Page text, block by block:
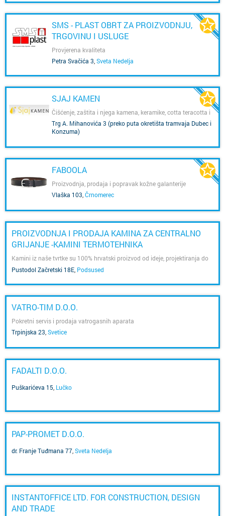
SMS - PLAST OBRT ZA PROIZVODNJU,
TRGOVINU I USLUGE
Provjerena kvaliteta
Petra Svačića 3 Sveta Nedelja
SJAJ KAMEN
Čišćenje, zaštita i njega kamena, keramike, cotta teracotta i
gnajsa
Trg A. Mihanovića 3 (preko puta okretišta tramvaja Dubec i
Konzuma)
FABOOLA
Proizvodnja, prodaja i popravak kožne galanterije
Vlaška 103 Črnomerec
PROIZVODNJA I PRODAJA KAMINA ZA CENTRALNO
GRIJANJE -KAMINI TERMOTEHNIKA
Kamini iz naše tvrtke su 100% hrvatski proizvod od ideje, projektiranja do
konačnog proizvoda i rezultat su jako dugog iskustva u proizvodnji
grijaćih tijela i peći još od 1953.
Pustodol Začretski 18E Podsused
VATRO-TIM D.O.O.
Pokretni servis i prodaja vatrogasnih aparata
Trpinjska 23 Svetice
FADALTI D.O.O.
Puškarićeva 15 Lučko
PAP-PROMET D.O.O.
dr. Franje Tuđmana 77 Sveta Nedelja
INSTANTOFFICE LTD. FOR CONSTRUCTION, DESIGN
AND TRADE